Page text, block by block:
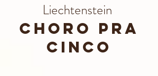
Liechtenstein
CHORO PRA
CINCO